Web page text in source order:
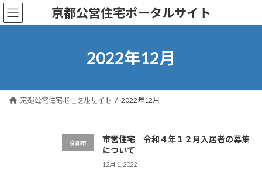
コ
ン
ナ
ビ
京都公営住宅ポータルサイト
2022年12月
京都公営住宅ポータルサイト 2022年12月
京都市
市営住宅 令和４年１２月入居者の募集
について
12月 1, 2022